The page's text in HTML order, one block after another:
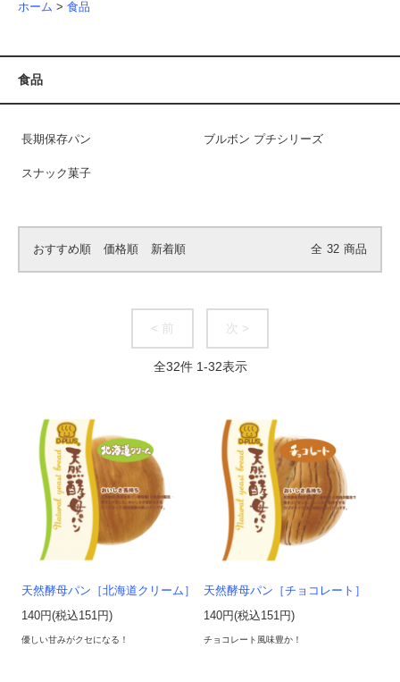
ホーム > 食品
食品
長期保存パン ブルボン プチシリーズ
スナック菓子
おすすめ順 価格順 新着順 全 32 商品
< 前 次 >
全32件 1-32表示
天然酵母パン［北海道クリーム］
140円(税込151円)
優しい甘みがクセになる！
天然酵母パン［チョコレート］
140円(税込151円)
チョコレート風味豊か！